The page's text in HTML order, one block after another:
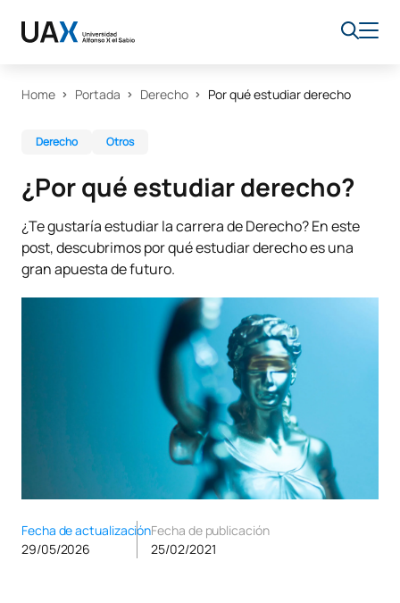
Home Portada Derecho Por qué estudiar derecho
Derecho Otros
¿Por qué estudiar derecho?
¿Te gustaría estudiar la carrera de Derecho? En este
post, descubrimos por qué estudiar derecho es una
gran apuesta de futuro.
Fecha de actualización
29/05/2026
Fecha de publicación
25/02/2021